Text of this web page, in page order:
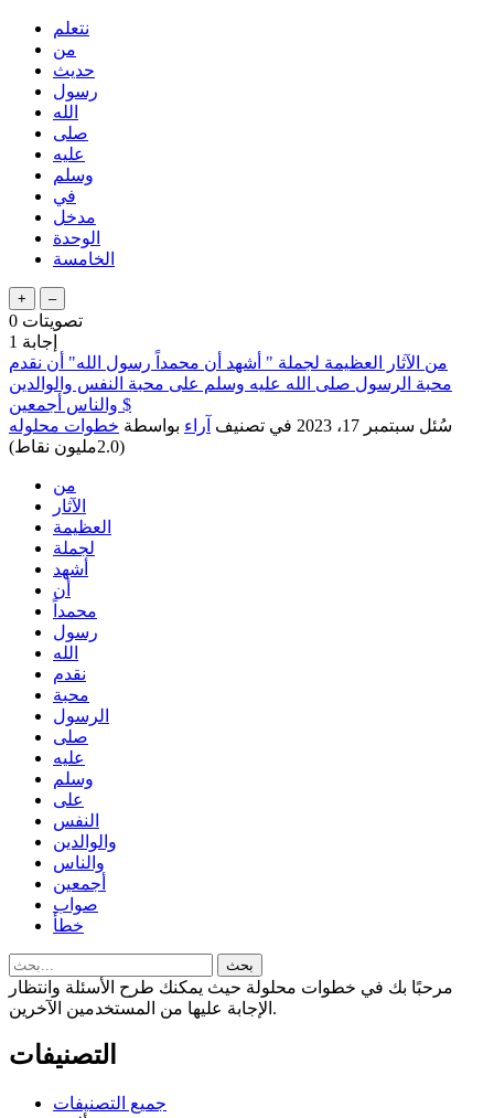
نتعلم
من
حديث
رسول
الله
صلى
عليه
وسلم
في
مدخل
الوحدة
الخامسة
0 تصويتات
1 إجابة
من الآثار العظيمة لجملة " أشهد أن محمداً رسول الله" أن نقدم
محبة الرسول صلى الله عليه وسلم على محبة النفس والوالدين
والناس أجمعين $
سُئل سبتمبر 17، 2023 في تصنيف آراء بواسطة خطوات محلوله
(2.0مليون نقاط)
من
الآثار
العظيمة
لجملة
أشهد
أن
محمداً
رسول
الله
نقدم
محبة
الرسول
صلى
عليه
وسلم
على
النفس
والوالدين
والناس
أجمعين
صواب
خطأ
مرحبًا بك في خطوات محلولة حيث يمكنك طرح الأسئلة وانتظار
الإجابة عليها من المستخدمين الآخرين.
التصنيفات
جميع التصنيفات